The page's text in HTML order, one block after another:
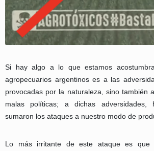
Si hay algo a lo que estamos
agropecuarios argentinos es a las
provocadas por la naturaleza, sino también
malas políticas; a dichas
sumaron los ataques a nuestro modo de
Lo más irritante de este ataque es